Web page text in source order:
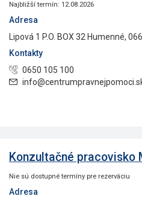
Najbližší termín: 12.08.2026
Adresa
Lipová 1 P.O. BOX 32 Humenné,
Kontakty
0650 105 100
Konzultačné pracovisko
Nie sú dostupné termíny pre rezerváciu
Adresa